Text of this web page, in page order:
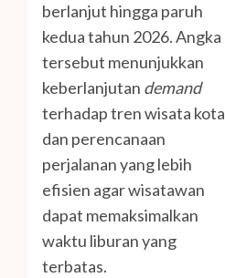
berlanjut hingga paruh
kedua tahun 2026. Angka
tersebut menunjukkan
keberlanjutan demand
terhadap tren wisata kota
dan perencanaan
perjalanan yang lebih
efisien agar wisatawan
dapat memaksimalkan
waktu liburan yang
terbatas.